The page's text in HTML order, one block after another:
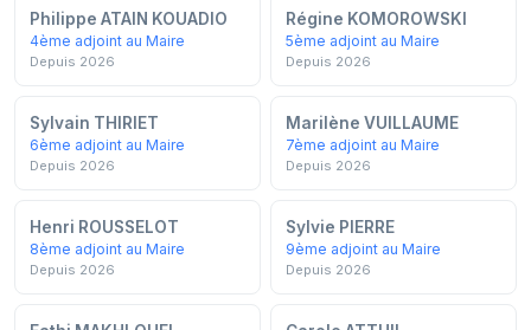
Philippe ATAIN KOUADIO
4ème adjoint au Maire
Depuis 2026
Régine KOMOROWSKI
5ème adjoint au Maire
Depuis 2026
Sylvain THIRIET
6ème adjoint au Maire
Depuis 2026
Marilène VUILLAUME
7ème adjoint au Maire
Depuis 2026
Henri ROUSSELOT
8ème adjoint au Maire
Depuis 2026
Sylvie PIERRE
9ème adjoint au Maire
Depuis 2026